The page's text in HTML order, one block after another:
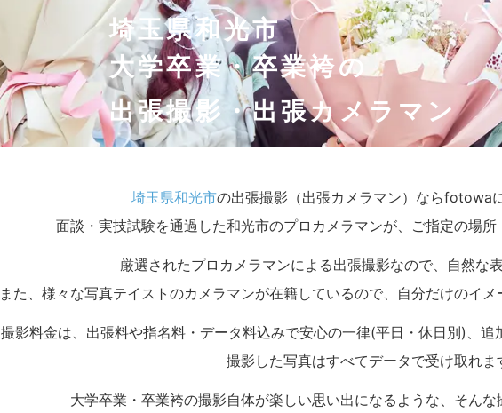
埼玉県和光市
大学卒業・卒業袴の
出張撮影・出張カメラマン
埼玉県和光市の出張撮影（出張カメラマン）ならfotowa
面談・実技試験を通過した和光市のプロカメラマンが、ご指定の場所
厳選されたプロカメラマンによる出張撮影なので、自然な
また、様々な写真テイストのカメラマンが在籍しているので、自分だけのイメ
撮影料金は、出張料や指名料・データ料込みで安心の一律(平日・休日別)、追
撮影した写真はすべてデータで受け取れま
大学卒業・卒業袴の撮影自体が楽しい思い出になるような、そんな